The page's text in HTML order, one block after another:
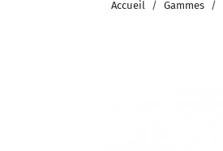
Accueil Gammes